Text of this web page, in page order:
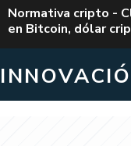
Normativa cripto -
en Bitcoin, dólar